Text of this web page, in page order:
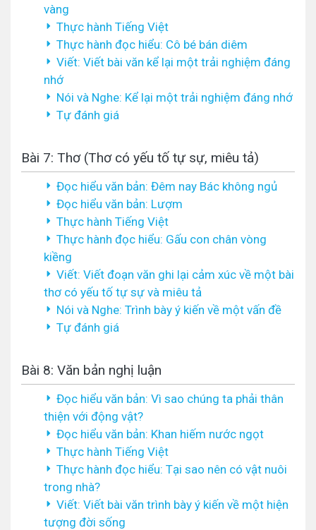
vàng
Thực hành Tiếng Việt
Thực hành đọc hiểu: Cô bé bán diêm
Viết: Viết bài văn kể lại một trải nghiệm đáng
nhớ
Nói và Nghe: Kể lại một trải nghiệm đáng nhớ
Tự đánh giá
Bài 7: Thơ (Thơ có yếu tố tự sự, miêu tả)
Đọc hiểu văn bản: Đêm nay Bác không ngủ
Đọc hiểu văn bản: Lượm
Thực hành Tiếng Việt
Thực hành đọc hiểu: Gấu con chân vòng
kiềng
Viết: Viết đoạn văn ghi lại cảm xúc về một bài
thơ có yếu tố tự sự và miêu tả
Nói và Nghe: Trình bày ý kiến về một vấn đề
Tự đánh giá
Bài 8: Văn bản nghị luận
Đọc hiểu văn bản: Vì sao chúng ta phải thân
thiện với động vật?
Đọc hiểu văn bản: Khan hiếm nước ngọt
Thực hành Tiếng Việt
Thực hành đọc hiểu: Tại sao nên có vật nuôi
trong nhà?
Viết: Viết bài văn trình bày ý kiến về một hiện
tượng đời sống